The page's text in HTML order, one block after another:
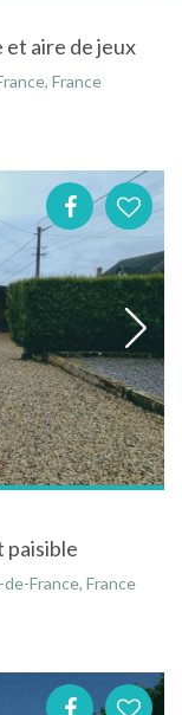
et aire de jeux
France
paisible
France, France